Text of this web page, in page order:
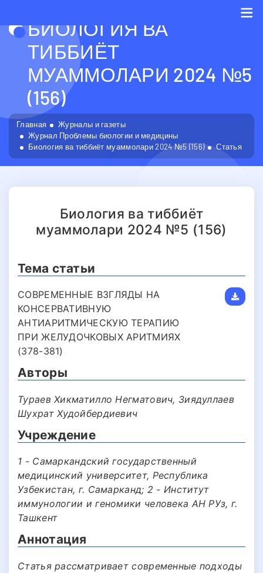
БИОЛОГИЯ ВА
ТИББИЁТ
МУАММОЛАРИ 2024 №5
(156)
Главная
Журналы и газеты
Журнал Проблемы биологии и медицины
Биология ва тиббиёт муаммолари 2024 №5 (156)
Статья
Биология ва тиббиёт
муаммолари 2024 №5 (156)
Тема статьи
СОВРЕМЕННЫЕ ВЗГЛЯДЫ НА
КОНСЕРВАТИВНУЮ
АНТИАРИТМИЧЕСКУЮ ТЕРАПИЮ
ПРИ ЖЕЛУДОЧКОВЫХ АРИТМИЯХ
(378-381)
Авторы
Тураев Хикматилло Негматович, Зиядуллаев
Шухрат Худойбердиевич
Учреждение
1 - Самаркандский государственный
медицинский университет, Республика
Узбекистан, г. Самарканд; 2 - Институт
иммунологии и геномики человека АН РУз, г.
Ташкент
Аннотация
Статья рассматривает современные подходы